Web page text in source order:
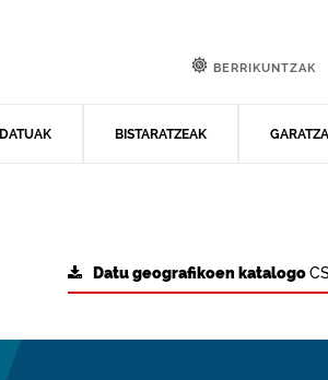
DATUAK BISTARATZEAK
BERRIKUNTZAK
Datu geografikoen katalogo